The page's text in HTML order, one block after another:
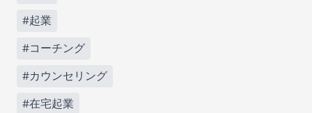
#起業
#コーチング
#カウンセリング
#在宅起業